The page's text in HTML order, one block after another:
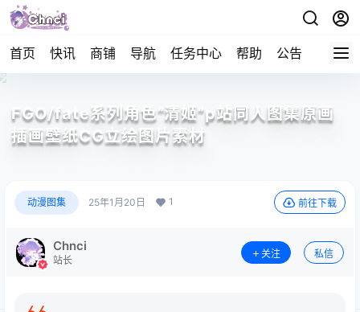
首页 快讯 商铺 导航 任务中心 帮助 公告 APP下
FGO/fate系列角色”清姬”p站同人图集原画
插画壁纸CG立绘图片素材
动漫图集 25年1月20日 1 前往下载
Chnci
站长
关注 私信